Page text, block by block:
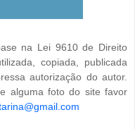
na Lei 9610 de Direito
copiada, publicada
autorização do autor.
alguma foto do site favor